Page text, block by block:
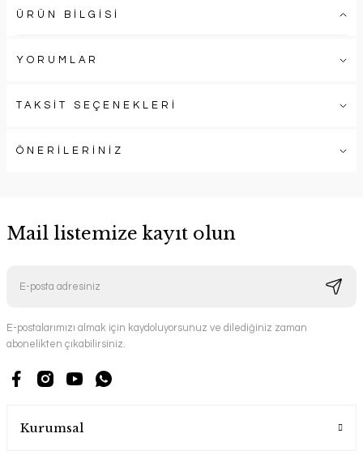
ÜRÜN BİLGİSİ
YORUMLAR
TAKSİT SEÇENEKLERİ
ÖNERİLERİNİZ
Mail listemize kayıt olun
E-postalarımızı almak için kaydoluyorsunuz ve dilediğiniz zaman
abonelikten çıkabilirsiniz.
Kurumsal